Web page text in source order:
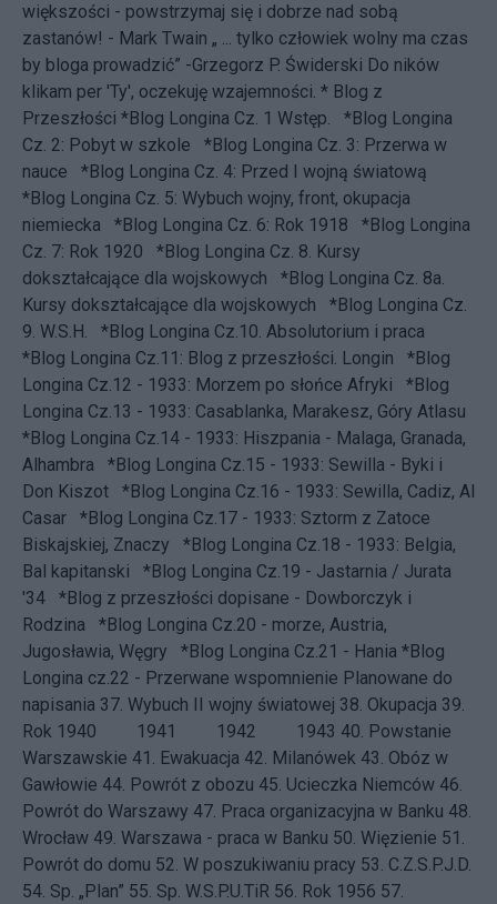
większości - powstrzymaj się i dobrze nad sobą
zastanów! - Mark Twain „ ... tylko człowiek wolny ma czas
by bloga prowadzić” -Grzegorz P. Świderski Do ników
klikam per 'Ty', oczekuję wzajemności. * Blog z
Przeszłości *Blog Longina Cz. 1 Wstęp.
*Blog Longina
Cz. 2: Pobyt w szkole
*Blog Longina Cz. 3: Przerwa w
nauce
*Blog Longina Cz. 4: Przed I wojną światową
*Blog Longina Cz. 5: Wybuch wojny, front, okupacja
niemiecka
*Blog Longina Cz. 6: Rok 1918
*Blog Longina
Cz. 7: Rok 1920
*Blog Longina Cz. 8. Kursy
dokształcające dla wojskowych
*Blog Longina Cz. 8a.
Kursy dokształcające dla wojskowych
*Blog Longina Cz.
9. W.S.H.
*Blog Longina Cz.10. Absolutorium i praca
*Blog Longina Cz.11: Blog z przeszłości. Longin
*Blog
Longina Cz.12 - 1933: Morzem po słońce Afryki
*Blog
Longina Cz.13 - 1933: Casablanka, Marakesz, Góry Atlasu
*Blog Longina Cz.14 - 1933: Hiszpania - Malaga, Granada,
Alhambra
*Blog Longina Cz.15 - 1933: Sewilla - Byki i
Don Kiszot
*Blog Longina Cz.16 - 1933: Sewilla, Cadiz, Al
Casar
*Blog Longina Cz.17 - 1933: Sztorm z Zatoce
Biskajskiej, Znaczy
*Blog Longina Cz.18 - 1933: Belgia,
Bal kapitanski
*Blog Longina Cz.19 - Jastarnia / Jurata
'34
*Blog z przeszłości dopisane - Dowborczyk i
Rodzina
*Blog Longina Cz.20 - morze, Austria,
Jugosławia, Węgry
*Blog Longina Cz.21 - Hania *Blog
Longina cz.22 - Przerwane wspomnienie Planowane do
napisania 37. Wybuch II wojny światowej 38. Okupacja 39.
Rok 1940 1941 1942 1943 40. Powstanie
Warszawskie 41. Ewakuacja 42. Milanówek 43. Obóz w
Gawłowie 44. Powrót z obozu 45. Ucieczka Niemców 46.
Powrót do Warszawy 47. Praca organizacyjna w Banku 48.
Wrocław 49. Warszawa - praca w Banku 50. Więzienie 51.
Powrót do domu 52. W poszukiwaniu pracy 53. C.Z.S.P.J.D.
54. Sp. „Plan” 55. Sp. W.S.P.U.TiR 56. Rok 1956 57.